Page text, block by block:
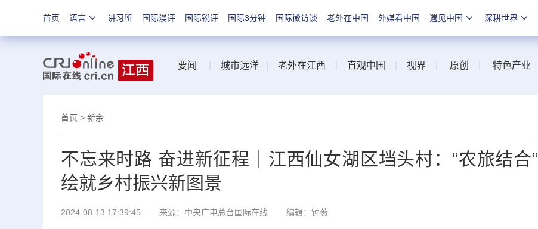
首页 语言 讲习所 国际漫评 国际锐评 国际3分钟 国际微访谈 老外在中国 外媒看中国 遇见中国 深耕世界
要闻 城市远洋 老外在江西 直观中国 视界 原创 特色产业
首页 > 新余
不忘来时路 奋进新征程｜江西仙女湖区垱头村：“农旅结合”
绘就乡村振兴新图景
2024-08-13 17:39:45 来源：中央广电总台国际在线 编辑：钟薇